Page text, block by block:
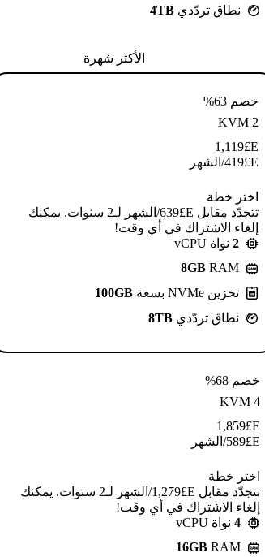
نطاق تردّدي 4TB
الأكثر شهرة
خصم 63%
KVM 2
E£
1,119
E£
419/الشهر
اختر خطة
تتجدّد مقابل E£⁦639⁩/الشهر لـ2 سنوات. يمكنك
إلغاء الاشتراك في أي وقت!
2 نواة vCPU
8GB RAM
تخزين NVMe بسعة
100GB
نطاق تردّدي 8TB
خصم 68%
KVM 4
E£
1,859
E£
589/الشهر
اختر خطة
تتجدّد مقابل E£⁦1,279⁩/الشهر لـ2 سنوات. يمكنك
إلغاء الاشتراك في أي وقت!
4 نواة vCPU
16GB RAM